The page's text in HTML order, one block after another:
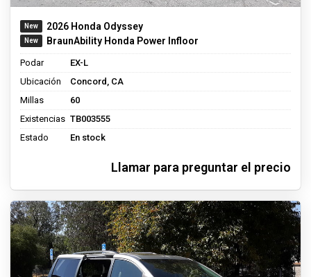
2026 Honda Odyssey
BraunAbility Honda Power Infloor
Podar
EX-L
Ubicación
Concord, CA
Millas
60
Existencias TB003555
Estado
En stock
Llamar para preguntar el precio